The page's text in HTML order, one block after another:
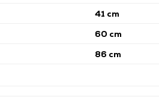
41 cm
60 cm
86 cm